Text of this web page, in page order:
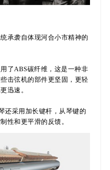
承袭自体现河合小市精神的
了ABS碳纤维，这是一种非
击弦机的部件更坚固，更轻
迅速。
还采用加长键杆，从琴键的
性和更平滑的反馈。